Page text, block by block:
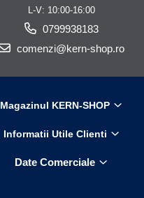
L-V: 10:00-16:00
0799938183
comenzi@kern-shop.ro
Magazinul KERN-SHOP
Informatii Utile Clienti
Date Comerciale